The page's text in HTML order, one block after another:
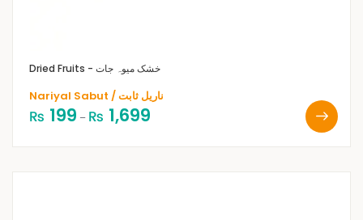
Dried Fruits - خشک میوہ جات
Nariyal Sabut / ناریل ثابت
₨ 199 – ₨ 1,699